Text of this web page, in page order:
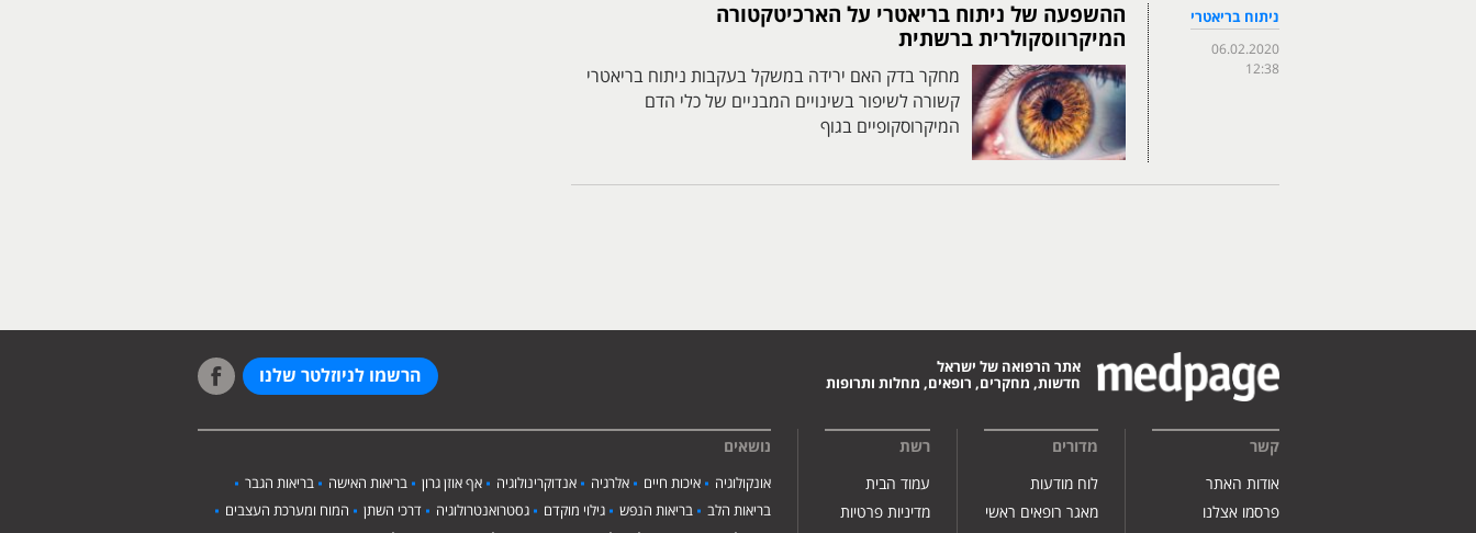
ניתוח בריאטרי
06.02.2020
12:38
ההשפעה של ניתוח בריאטרי על הארכיטקטורה
המיקרווסקולרית ברשתית
מחקר בדק האם ירידה במשקל בעקבות ניתוח בריאטרי
קשורה לשיפור בשינויים המבניים של כלי הדם
המיקרוסקופיים בגוף
אתר הרפואה של ישראל
חדשות, מחקרים, רופאים, מחלות ותרופות
הרשמו לניוזלטר שלנו
קשר
אודות האתר
פרסמו אצלנו
מדורים
לוח מודעות
מאגר רופאים ראשי
רשת
עמוד הבית
מדיניות פרטיות
נושאים
אונקולוגיה איכות חיים אלרגיה אנדוקרינולוגיה אף אוזן גרון בריאות האישה
בריאות הגבר
בריאות הלב
בריאות הנפש גילוי מוקדם גסטרואנטרולוגיה דרכי השתן
המוח ומערכת העצבים